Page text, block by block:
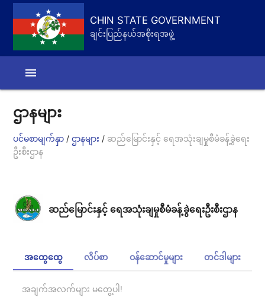
CHIN STATE GOVERNMENT
ချင်းပြည်နယ်အစိုးရအဖွဲ့
menu
ဌာနများ
ပင်မစာမျက်နှာ / ဌာနများ / ဆည်မြောင်းနှင့် ရေအသုံးချမှုစီမံခန့်ခွဲရေး
ဦးစီးဌာန
ဆည်မြောင်းနှင့် ရေအသုံးချမှုစီမံခန့်ခွဲရေးဦးစီးဌာန
အထွေထွေ လိပ်စာ ဝန်ဆောင်မှုများ တင်ဒါများ
အချက်အလက်များ မတွေ့ပါ!